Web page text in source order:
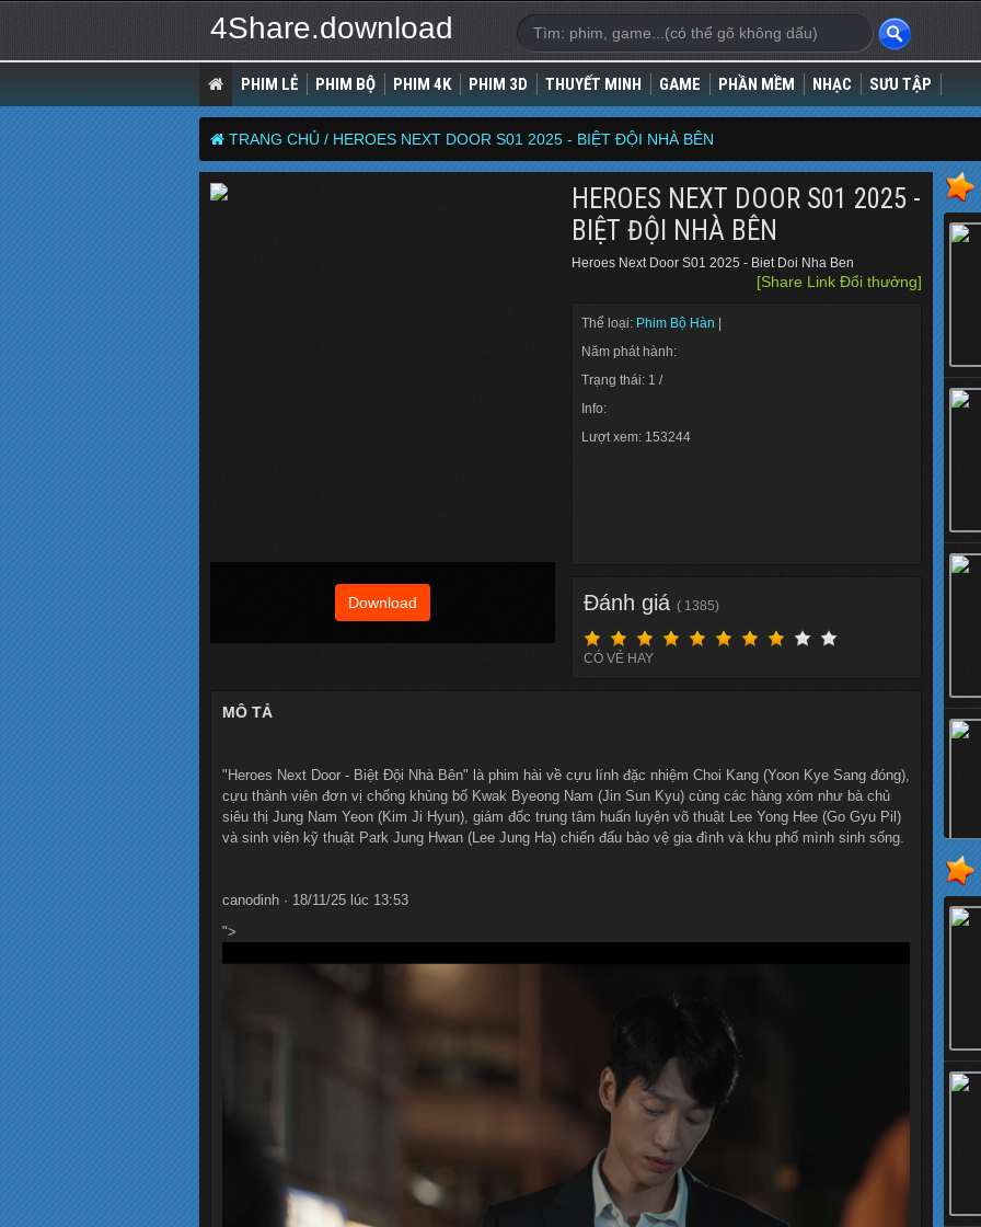
4Share.download
PHIM LẺ PHIM BỘ PHIM 4K PHIM 3D THUYẾT MINH GAME PHẦN MỀM NHẠC SƯU TẬP
TRANG CHỦ / HEROES NEXT DOOR S01 2025 - BIỆT ĐỘI NHÀ BÊN
Download
HEROES NEXT DOOR S01 2025 -
BIỆT ĐỘI NHÀ BÊN
Heroes Next Door S01 2025 - Biet Doi Nha Ben
[Share Link Đổi thưởng]
Thể loại: Phim Bộ Hàn
Năm phát hành:
Trạng thái: 1 /
Info:
Lượt xem: 153244
Đánh giá ( 1385)
CÓ VẺ HAY
MÔ TẢ
"Heroes Next Door - Biệt Đội Nhà Bên" là phim hài về cựu lính đặc nhiệm Choi Kang (Yoon Kye Sang đóng),
cựu thành viên đơn vị chống khủng bố Kwak Byeong Nam (Jin Sun Kyu) cùng các hàng xóm như bà chủ
siêu thị Jung Nam Yeon (Kim Ji Hyun), giám đốc trung tâm huấn luyện võ thuật Lee Yong Hee (Go Gyu Pil)
và sinh viên kỹ thuật Park Jung Hwan (Lee Jung Ha) chiến đấu bảo vệ gia đình và khu phố mình sinh sống.
canodinh · 18/11/25 lúc 13:53
">